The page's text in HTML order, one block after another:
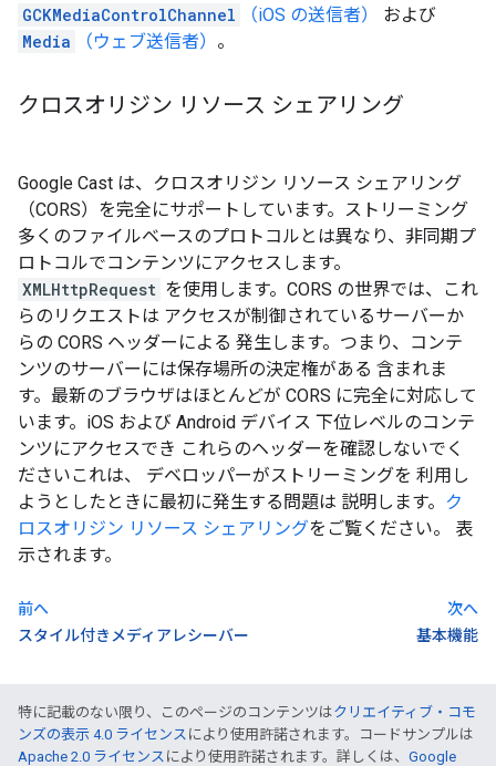
GCKMediaControlChannel
（iOS の送信者）
および
Media
（ウェブ送信者） 。
クロスオリジン リソース シェアリング
Google Cast は、クロスオリジン リソース シェアリング
（CORS）を完全にサポートしています。ストリーミング
多くのファイルベースのプロトコルとは異なり、非同期プ
ロトコルでコンテンツにアクセスします。
XMLHttpRequest を使用します。CORS の世界では、これ
らのリクエストは アクセスが制御されているサーバーか
らの CORS ヘッダーによる 発生します。つまり、コンテ
ンツのサーバーには保存場所の決定権がある 含まれま
す。最新のブラウザはほとんどが CORS に完全に対応して
います。iOS および Android デバイス 下位レベルのコンテ
ンツにアクセスでき これらのヘッダーを確認しないでく
ださいこれは、 デベロッパーがストリーミングを 利用し
ようとしたときに最初に発生する問題は 説明します。 ク
ロスオリジン リソース シェアリングをご覧ください。 表
示されます。
前へ
スタイル付きメディアレシーバー
次へ
基本機能
特に記載のない限り、このページのコンテンツはクリエイティブ・コモ
ンズの表示 4.0 ライセンス により使用許諾されます。コードサンプルは
Apache 2.0 ライセンス により使用許諾されます。詳しくは、 Google